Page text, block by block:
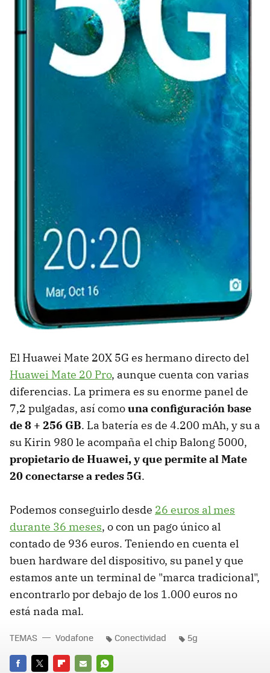
El Huawei Mate 20X 5G es hermano directo del
Huawei Mate 20 Pro, aunque cuenta con varias
diferencias. La primera es su enorme panel de
7,2 pulgadas, así comouna configuración base
de 8 + 256 GB. La batería es de 4.200 mAh, y su a
su Kirin 980 le acompaña el chip Balong 5000,
propietario de Huawei, y que permite al Mate
20 conectarse a redes 5G.
Podemos conseguirlo desde 26 euros al mes
durante 36 meses, o con un pago único al
contado de 936 euros. Teniendo en cuenta el
buen hardware del dispositivo, su panel y que
estamos ante un terminal de "marca tradicional",
encontrarlo por debajo de los 1.000 euros no
está nada mal.
TEMAS Vodafone Conectividad 5g